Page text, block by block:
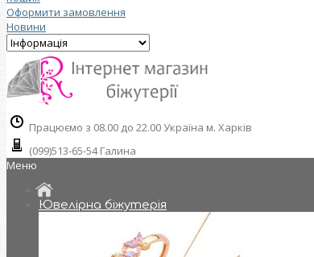
Оформити замовлення
Новини
Працюємо з 08.00 до 22.00 Україна м. Харків
(099)513-65-54 Галина
Меню
Ювелірна біжутерія